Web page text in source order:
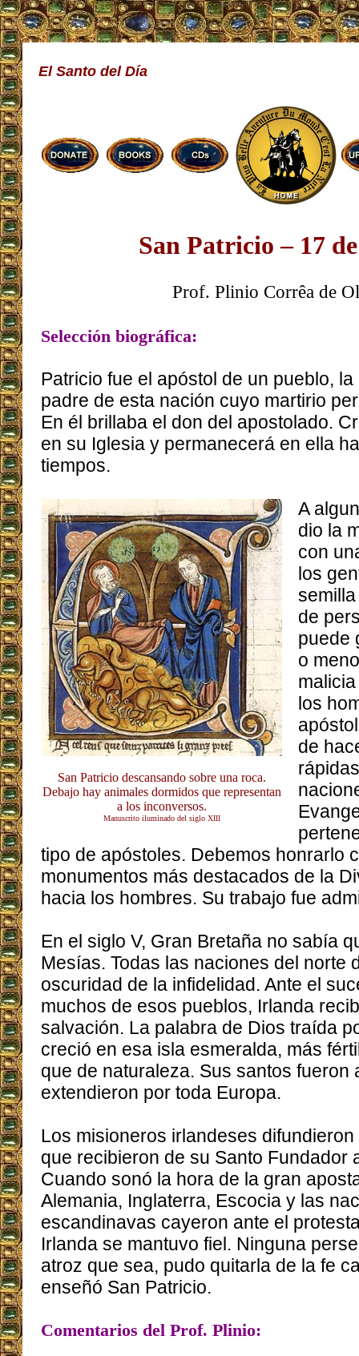
El Santo del Día
San Patricio – 17
Prof. Plinio Corrêa de
Selección biográfica:
Patricio fue el apóstol de un pueblo,
padre de esta nación cuyo martirio
En él brillaba el don del apostolado.
en su Iglesia y permanecerá en ella
tiempos.
San Patricio descansando sobre una roca.
Debajo hay animales dormidos que representan
a los inconversos.
Manuscrito iluminado del siglo XIII
A
dio la
con
los
de
puede
o
los
de
tipo de apóstoles. Debemos honrarlo
monumentos más destacados de la
hacia los hombres. Su trabajo fue
En el siglo V, Gran Bretaña no sabía
Mesías. Todas las naciones del norte
oscuridad de la infidelidad. Ante el
muchos de esos pueblos, Irlanda
salvación. La palabra de Dios traída
creció en esa isla esmeralda, más
que de naturaleza. Sus santos fueron
extendieron por toda Europa.
Los misioneros irlandeses
que recibieron de su Santo Fundador
Cuando sonó la hora de la gran
Alemania, Inglaterra, Escocia y las
escandinavas cayeron ante el
Irlanda se mantuvo fiel. Ninguna
atroz que sea, pudo quitarla de la fe
enseñó San Patricio.
Comentarios del Prof. Plinio: